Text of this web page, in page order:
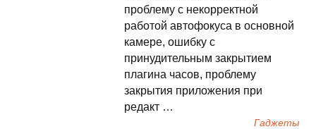
проблему с некорректной
работой автофокуса в основной
камере, ошибку с
принудительным закрытием
плагина часов, проблему
закрытия приложения при
редакт …
Гаджеты